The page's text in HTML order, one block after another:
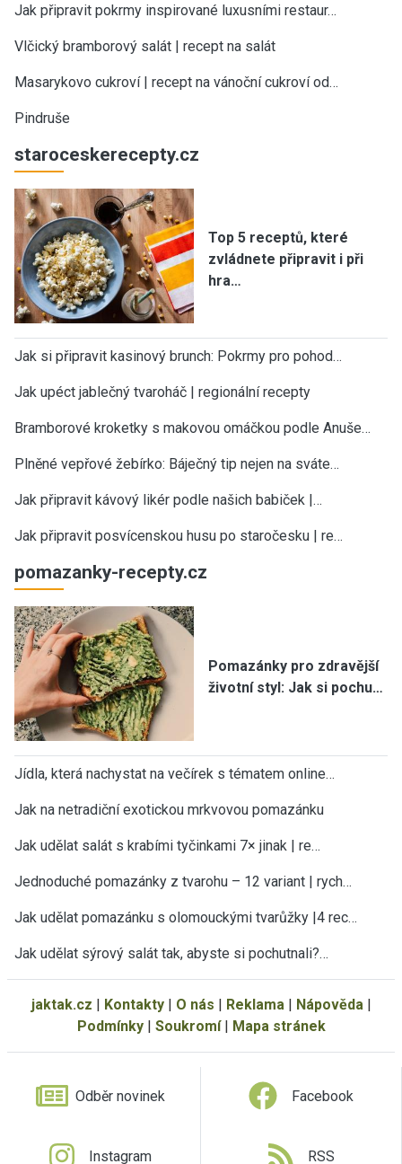
Jak připravit pokrmy inspirované luxusními restaur…
Vlčický bramborový salát | recept na salát
Masarykovo cukroví | recept na vánoční cukroví od…
Pindruše
staroceskerecepty.cz
Top 5 receptů, které
zvládnete připravit i při
hra…
Jak si připravit kasinový brunch: Pokrmy pro pohod…
Jak upéct jablečný tvaroháč | regionální recepty
Bramborové kroketky s makovou omáčkou podle Anuše…
Plněné vepřové žebírko: Báječný tip nejen na sváte…
Jak připravit kávový likér podle našich babiček |…
Jak připravit posvícenskou husu po staročesku | re…
pomazanky-recepty.cz
Pomazánky pro zdravější
životní styl: Jak si pochu…
Jídla, která nachystat na večírek s tématem online…
Jak na netradiční exotickou mrkvovou pomazánku
Jak udělat salát s krabími tyčinkami 7× jinak | re…
Jednoduché pomazánky z tvarohu – 12 variant | rych…
Jak udělat pomazánku s olomouckými tvarůžky |4 rec…
Jak udělat sýrový salát tak, abyste si pochutnali?…
jaktak.cz | Kontakty| O nás | Reklama| Nápověda|
Podmínky| Soukromí| Mapa stránek
Odběr novinek Facebook
Instagram RSS